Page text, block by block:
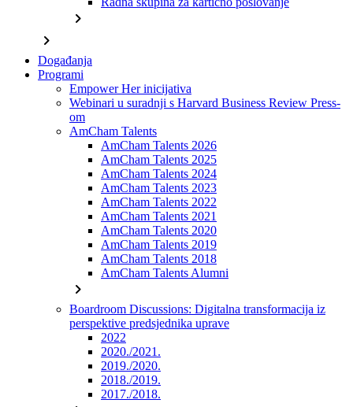
chevron_right
chevron_right
Događanja
Programi
Empower Her inicijativa
Webinari u suradnji s Harvard Business Review Press-
om
AmCham Talents
AmCham Talents 2026
AmCham Talents 2025
AmCham Talents 2024
AmCham Talents 2023
AmCham Talents 2022
AmCham Talents 2021
AmCham Talents 2020
AmCham Talents 2019
AmCham Talents 2018
AmCham Talents Alumni
chevron_right
Boardroom Discussions: Digitalna transformacija iz
perspektive predsjednika uprave
2022
2020./2021.
2019./2020.
2018./2019.
2017./2018.